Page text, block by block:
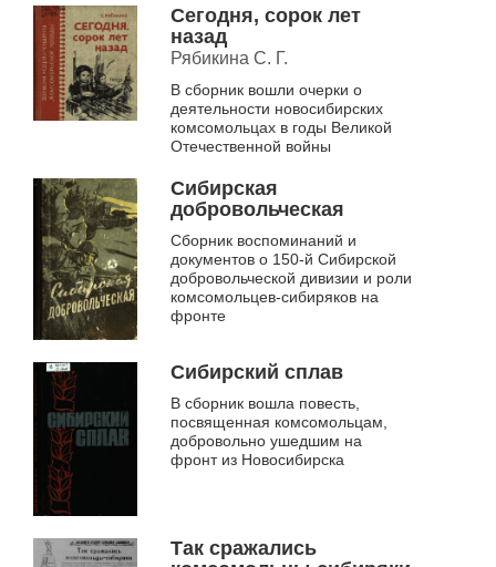
героического земляка, с честью
выполняющего с...
Сегодня, сорок лет
назад
Рябикина С. Г.
В сборник вошли очерки о
деятельности новосибирских
комсомольцах в годы Великой
Отечественной войны
Сибирская
добровольческая
Сборник воспоминаний и
документов о 150-й Сибирской
добровольческой дивизии и роли
комсомольцев-сибиряков на
фронте
Сибирский сплав
В сборник вошла повесть,
посвященная комсомольцам,
добровольно ушедшим на
фронт из Новосибирска
Так сражались